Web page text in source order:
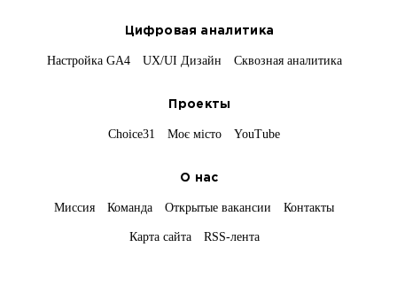
Цифровая аналитика
Настройка GA4 UX/UI Дизайн Сквозная аналитика
Проекты
Choice31 Моє місто YouTube
О нас
Миссия Команда Открытые вакансии Контакты
Карта сайта RSS-лента